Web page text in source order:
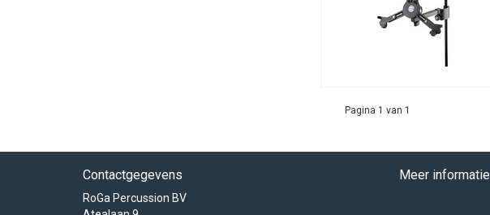
Pagina 1 van 1
Contactgegevens
RoGa Percussion BV
Meer informatie